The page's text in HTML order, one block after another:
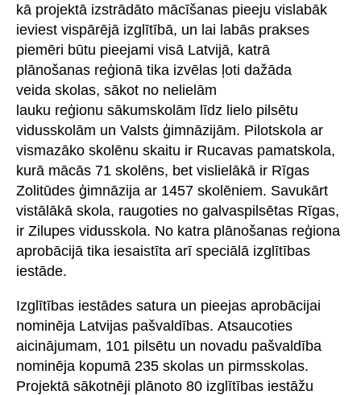
kā projektā izstrādāto mācīšanas pieeju vislabāk
ieviest vispārējā izglītībā, un lai labās prakses
piemēri būtu pieejami visā Latvijā, katrā
plānošanas reģionā tika izvēlas ļoti dažāda
veida skolas, sākot no nelielām
lauku reģionu sākumskolām līdz lielo pilsētu
vidusskolām un Valsts ģimnāzijām. Pilotskola ar
vismazāko skolēnu skaitu ir Rucavas pamatskola,
kurā mācās 71 skolēns, bet vislielākā ir Rīgas
Zolitūdes ģimnāzija ar 1457 skolēniem. Savukārt
vistālākā skola, raugoties no galvaspilsētas Rīgas,
ir Zilupes vidusskola. No katra plānošanas reģiona
aprobācijā tika iesaistīta arī speciālā izglītības
iestāde.
Izglītības iestādes satura un pieejas aprobācijai
nominēja Latvijas pašvaldības. Atsaucoties
aicinājumam, 101 pilsētu un novadu pašvaldība
nominēja kopumā 235 skolas un pirmsskolas.
Projektā sākotnēji plānoto 80 izglītības iestāžu